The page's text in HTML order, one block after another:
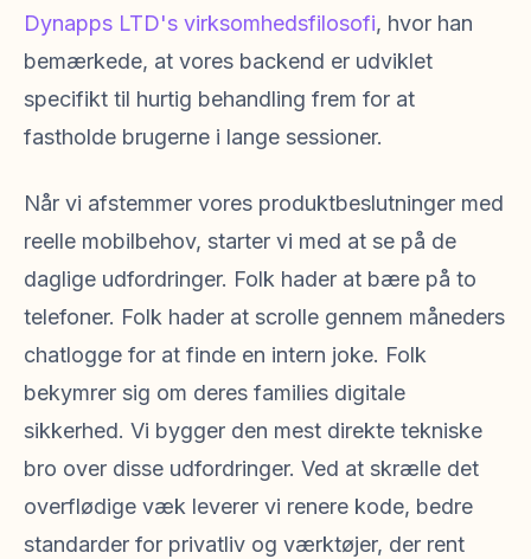
Dynapps LTD's virksomhedsfilosofi, hvor han
bemærkede, at vores backend er udviklet
specifikt til hurtig behandling frem for at
fastholde brugerne i lange sessioner.
Når vi afstemmer vores produktbeslutninger med
reelle mobilbehov, starter vi med at se på de
daglige udfordringer. Folk hader at bære på to
telefoner. Folk hader at scrolle gennem måneders
chatlogge for at finde en intern joke. Folk
bekymrer sig om deres families digitale
sikkerhed. Vi bygger den mest direkte tekniske
bro over disse udfordringer. Ved at skrælle det
overflødige væk leverer vi renere kode, bedre
standarder for privatliv og værktøjer, der rent